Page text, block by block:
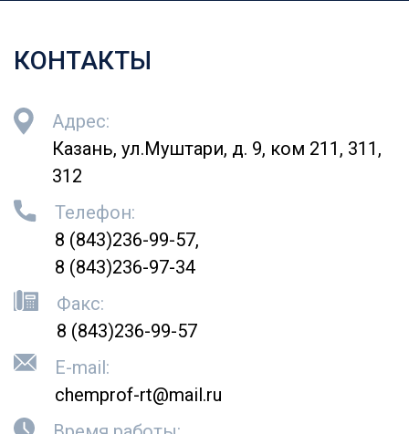
КОНТАКТЫ
Адрес:
Казань, ул.Муштари, д. 9, ком 211, 311,
312
Телефон:
8 (843)236-99-57
8 (843)236-97-34
Факс:
8 (843)236-99-57
E-mail:
chemprof-rt@mail.ru